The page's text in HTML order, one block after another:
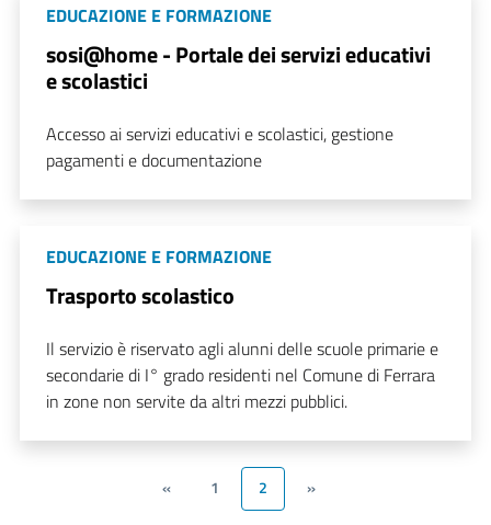
EDUCAZIONE E FORMAZIONE
sosi@home - Portale dei servizi educativi
e scolastici
Accesso ai servizi educativi e scolastici, gestione
pagamenti e documentazione
EDUCAZIONE E FORMAZIONE
Trasporto scolastico
Il servizio è riservato agli alunni delle scuole primarie e
secondarie di I° grado residenti nel Comune di Ferrara
in zone non servite da altri mezzi pubblici.
« 1 2 »